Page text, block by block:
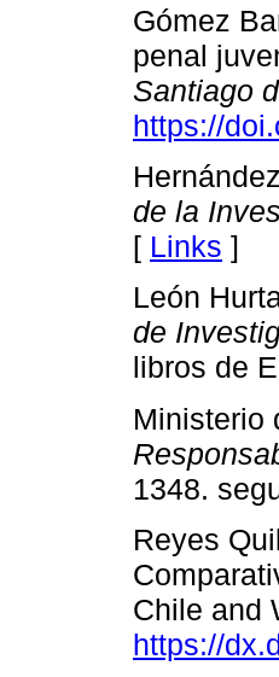
Gómez
penal
Santiago
https://
de la
[ Links ]
León
de
libros de
Ministerio
1348.
Reyes
Chile and
https://